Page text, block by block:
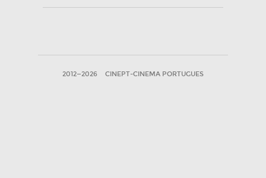
2012—2026 CINEPT-CINEMA PORTUGUES